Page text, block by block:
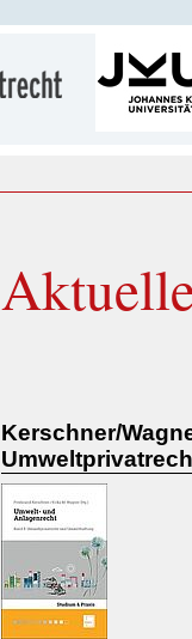
Kerschner/